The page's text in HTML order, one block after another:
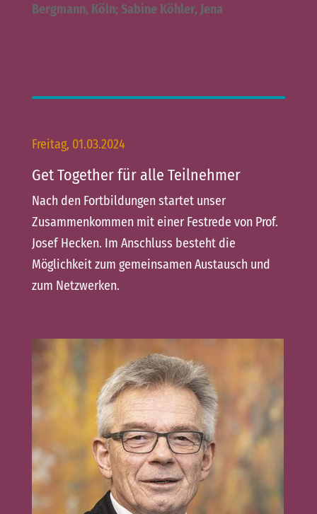
Bergmann, Köln; Sabine Köhler, Jena
Freitag, 01.03.2024
Get Together für alle Teilnehmer
Nach den Fortbildungen startet unser
Zusammenkommen mit einer Festrede von Prof.
Josef Hecken. Im Anschluss besteht die
Möglichkeit zum gemeinsamen Austausch und
zum Netzwerken.